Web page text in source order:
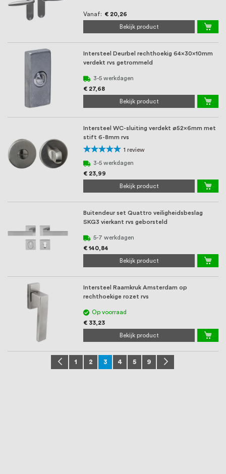
Vanaf € 20,26
Bekijk product
Intersteel Deurbel rechthoekig 64x30x10mm
verdekt rvs getrommeld
3-5 werkdagen
€ 27,68
Bekijk product
Intersteel WC-sluiting verdekt ø52x6mm met
stift 6-8mm rvs
Waardering:
100%
1 review
3-5 werkdagen
€ 23,99
Bekijk product
Buitendeur set Quattro veiligheidsbeslag
SKG3 vierkant rvs geborsteld
5-7 werkdagen
€ 140,84
Bekijk product
Intersteel Raamkruk Amsterdam op
rechthoekige rozet rvs
Op voorraad
€ 33,23
Bekijk product
Pagina Pagina
Vorige
Pagina
1 Pagina
2 U lees momenteel pagina
3 Pagina
4 Pagina
5 Pagina
9 Pagina
Volgende